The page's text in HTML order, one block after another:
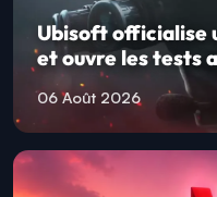
Ubisoft officialise
et ouvre les tests
06 Août 2026